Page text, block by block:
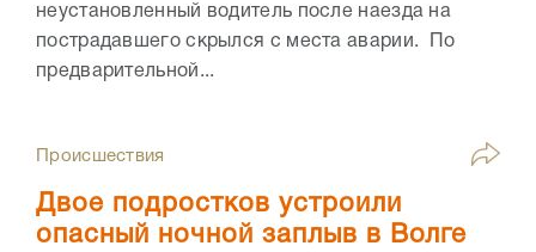
неустановленный водитель после наезда на
пострадавшего скрылся с места аварии. По
предварительной...
Происшествия
Двое подростков устроили
опасный ночной заплыв в Волге